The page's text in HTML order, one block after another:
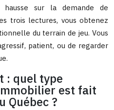
sur la demande de
trois lectures, vous obtenez
du terrain de jeu. Vous
patient, ou de regarder
: quel type
est fait
Québec ?